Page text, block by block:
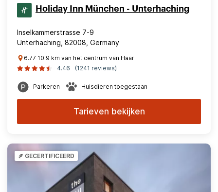
Holiday Inn München - Unterhaching
Inselkammerstrasse 7-9
Unterhaching, 82008, Germany
6.77 10.9 km van het centrum van Haar
4.46
(1241 reviews)
Parkeren Huisdieren toegestaan
Tarieven bekijken
GECERTIFICEERD